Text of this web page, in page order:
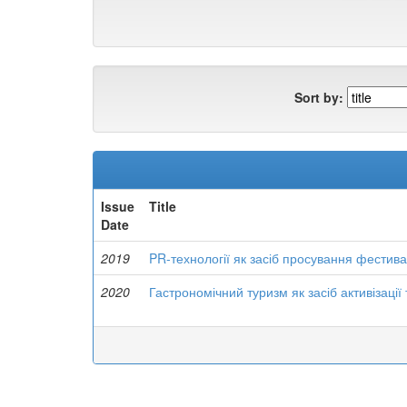
Sort by:
Issue
Date
Title
2019 PR-технології як засіб просування
2020
Гастрономічний туризм як засіб